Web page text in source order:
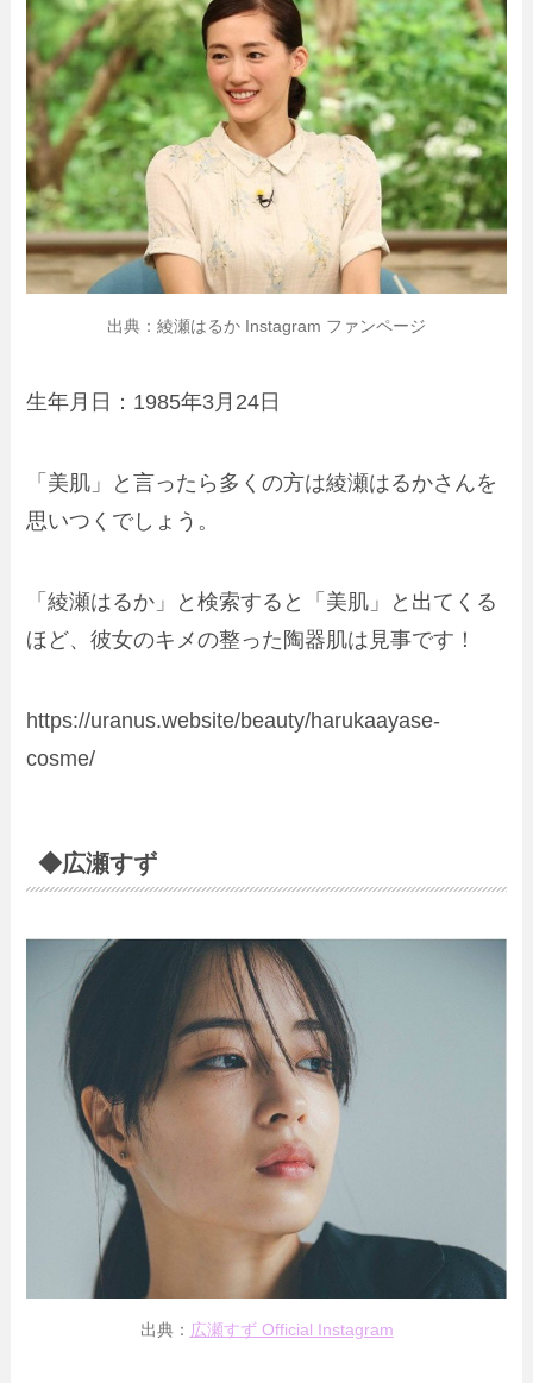
出典：綾瀬はるか Instagram ファンページ
生年月日：1985年3月24日
「美肌」と言ったら多くの方は綾瀬はるかさんを
思いつくでしょう。
「綾瀬はるか」と検索すると「美肌」と出てくる
ほど、彼女のキメの整った陶器肌は見事です！
https://uranus.website/beauty/harukaayase-
cosme/
◆広瀬すず
出典： 広瀬すず Official Instagram